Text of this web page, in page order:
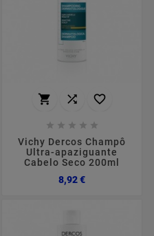
  
    
Vichy Dercos Champô
Ultra-apaziguante
Cabelo Seco 200ml
8,92 €Preço